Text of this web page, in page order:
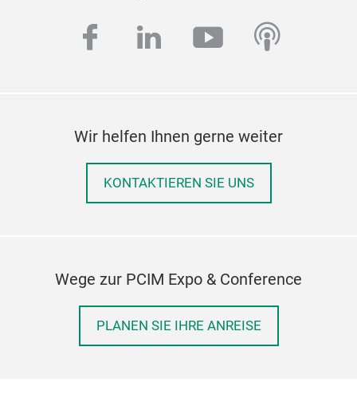
facebook
linkedinyoutube
Wir helfen Ihnen gerne weiter
KONTAKTIEREN SIE UNS
Wege zur PCIM Expo & Conference
PLANEN SIE IHRE ANREISE